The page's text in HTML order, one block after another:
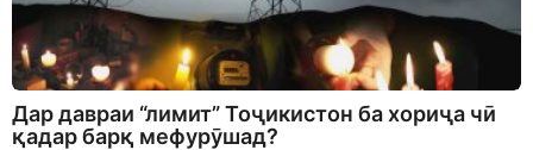
Дар давраи “лимит” Тоҷикистон ба хориҷа чӣ
қадар барқ мефурӯшад?